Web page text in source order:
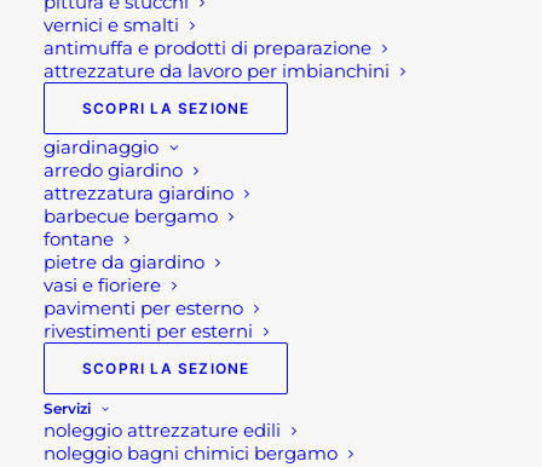
vernici e smalti
antimuffa e prodotti di preparazione
attrezzature da lavoro per imbianchini
SCOPRI LA SEZIONE
giardinaggio
arredo giardino
attrezzatura giardino
barbecue bergamo
fontane
pietre da giardino
vasi e fioriere
pavimenti per esterno
rivestimenti per esterni
SCOPRI LA SEZIONE
Servizi
noleggio attrezzature edili
noleggio bagni chimici bergamo